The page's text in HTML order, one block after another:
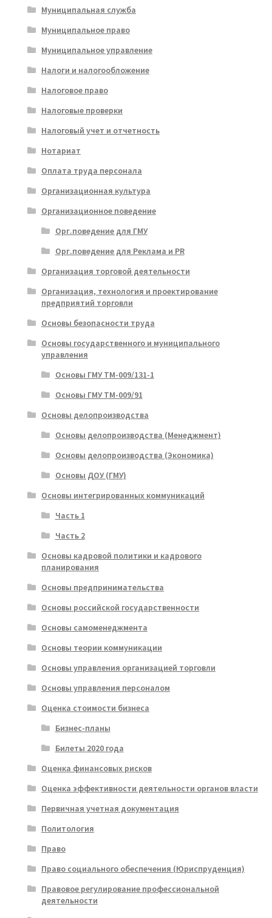
Муниципальная служба
Муниципальное право
Муниципальное управление
Налоги и налогообложение
Налоговое право
Налоговые проверки
Налоговый учет и отчетность
Нотариат
Оплата труда персонала
Организационная культура
Организационное поведение
Орг.поведение для ГМУ
Орг.поведение для Реклама и PR
Организация торговой деятельности
Организация, технология и проектирование
предприятий торговли
Основы безопасности труда
Основы государственного и муниципального
управления
Основы ГМУ ТМ-009/131-1
Основы ГМУ ТМ-009/91
Основы делопроизводства
Основы делопроизводства (Менеджмент)
Основы делопроизводства (Экономика)
Основы ДОУ (ГМУ)
Основы интегрированных коммуникаций
Часть 1
Часть 2
Основы кадровой политики и кадрового
планирования
Основы предпринимательства
Основы российской государственности
Основы самоменеджмента
Основы теории коммуникации
Основы управления организацией торговли
Основы управления персоналом
Оценка стоимости бизнеса
Бизнес-планы
Билеты 2020 года
Оценка финансовых рисков
Оценка эффективности деятельности органов власти
Первичная учетная документация
Политология
Право
Право социального обеспечения (Юриспруденция)
Правовое регулирование профессиональной
деятельности